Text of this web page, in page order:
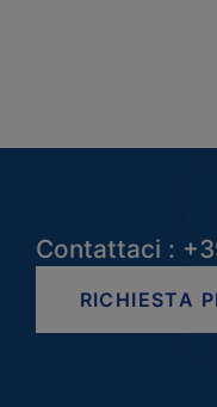
Contattaci :
RICHIESTA